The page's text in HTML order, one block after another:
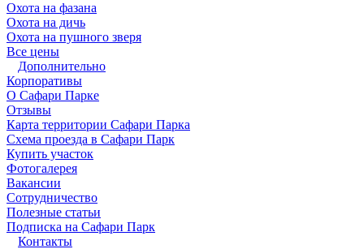
Охота на фазана
Охота на дичь
Охота на пушного зверя
Все цены
Дополнительно
Корпоративы
О Сафари Парке
Отзывы
Карта территории Сафари Парка
Схема проезда в Сафари Парк
Купить участок
Фотогалерея
Вакансии
Сотрудничество
Полезные статьи
Подписка на Сафари Парк
Контакты